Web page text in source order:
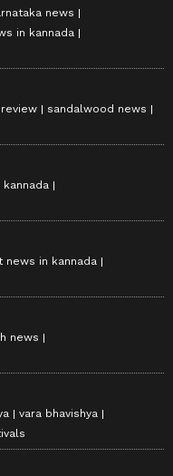
news
in kannada
sandalwood news
news in kannada
news
vara bhavishya